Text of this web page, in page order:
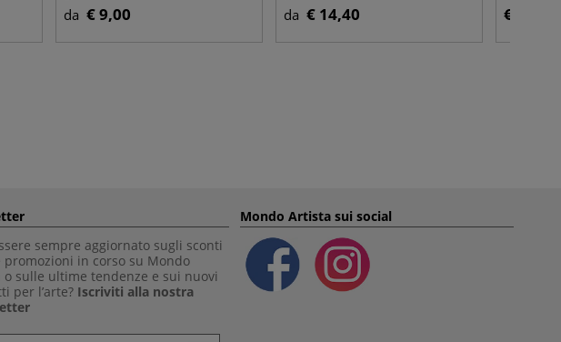
da € 9,00
da € 14,40 €
sempre aggiornato sugli sconti
promozioni in corso su Mondo
o sulle ultime tendenze e sui nuovi
per l’arte? Iscriviti alla nostra
Mondo Artista sui social